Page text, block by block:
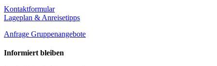
Kontaktformular
Lageplan & Anreisetipps
Anfrage Gruppenangebote
Informiert bleiben